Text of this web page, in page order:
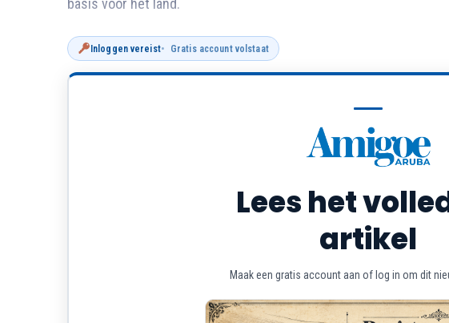
basis voor het land.
Inloggen vereist Gratis account volstaat
Lees het
artikel
Maak een gratis account aan of log in om dit